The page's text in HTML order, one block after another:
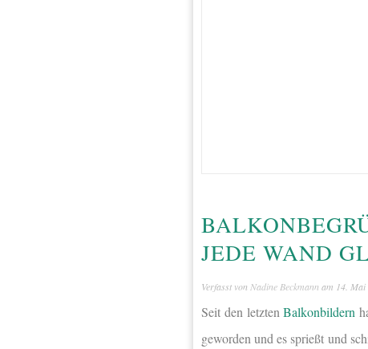
JEDE WAND
Verfasst von Nadine Beckmann am 14. Mai
Seit den letztenBalkonbildern
geworden und es sprießt und